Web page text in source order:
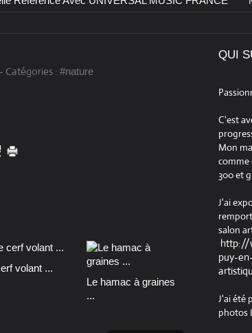
- Catégories : #nature
volant ...
Le hamac à graines
...
QUI
C'est
Mon
comme
300 et
J'ai
salon
http://
puy-
J'ai été
photos